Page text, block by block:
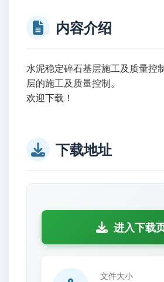
内容介绍
水泥稳定碎石基层施工及质量控
层的施工及质量控制。
欢迎下载！
下载地址
进入下载
文件大小